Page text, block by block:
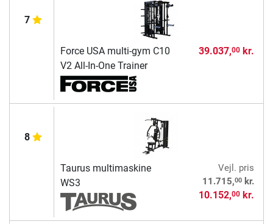
7
Force USA multi-gym C10
V2 All-In-One Trainer
39.037,00kr.
8
Taurus multimaskine
WS3
Vejl. pris
11.715,00kr.
10.152,00kr.